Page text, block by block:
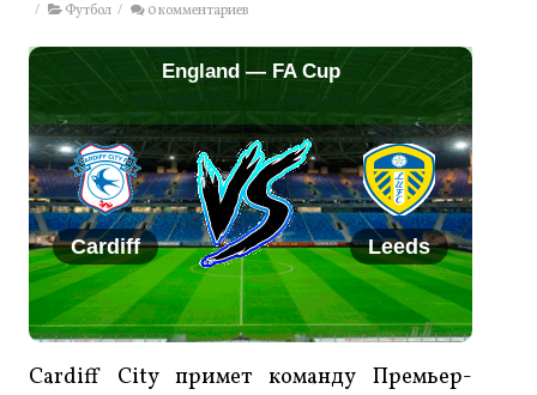
/ Футбол / 0 комментариев
England — FA Cup
Cardiff Leeds
Cardiff City примет команду Премьер-